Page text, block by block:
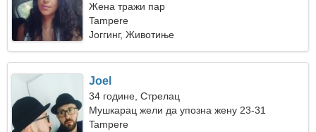
Жена тражи пар
Tampere
Јоггинг, Животиње
Joel
34 године, Стрелац
Мушкарац жели да упозна жену 23-31
Tampere